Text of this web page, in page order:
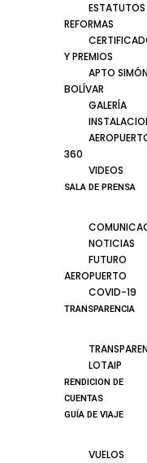
ESTATUTOS
REFORMAS
Y PREMIOS
APTO
BOLÍVAR
GALERÍA
360
VIDEOS
SALA DE PRENSA
NOTICIAS
FUTURO
AEROPUERTO
COVID-19
TRANSPARENCIA
LOTAIP
RENDICION DE
CUENTAS
GUÍA DE VIAJE
VUELOS